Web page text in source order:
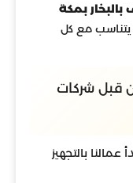
بمكة
يتناسب مع كل
قبل شركات
بالتجهيز